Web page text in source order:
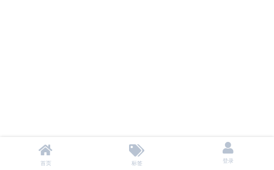
首页 标签 登录